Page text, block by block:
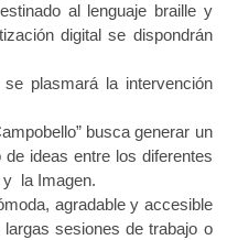
al lenguaje braille y
digital se dispondrán
plasmará la intervención
busca generar un
ideas entre los diferentes
y la Imagen.
agradable y accesible
sesiones de trabajo o